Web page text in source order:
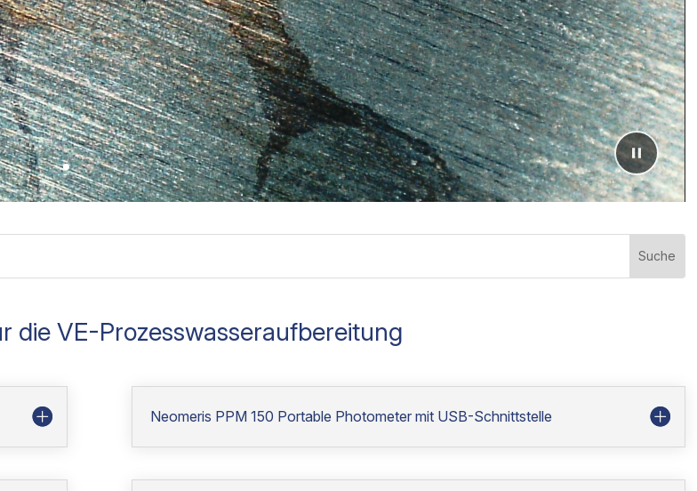
die VE-Prozesswasseraufbereitung
Neomeris PPM 150 Portable Photometer mit USB-Schnittstelle